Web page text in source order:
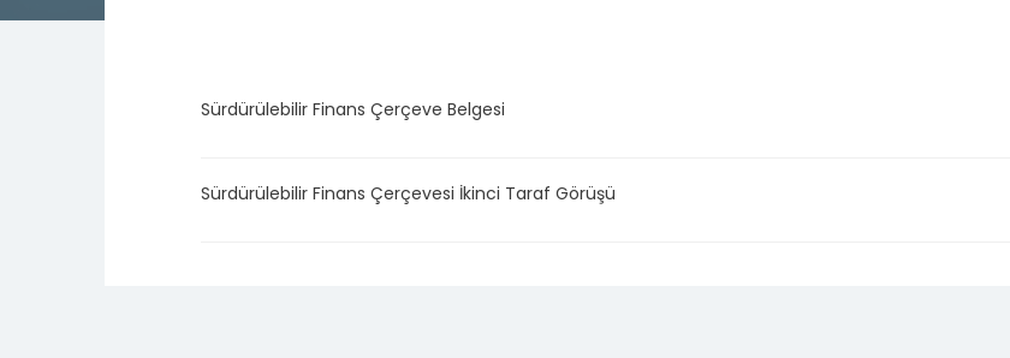
Sürdürülebilir Finans Çerçeve Belgesi
Sürdürülebilir Finans Çerçevesi İkinci Taraf Görüşü